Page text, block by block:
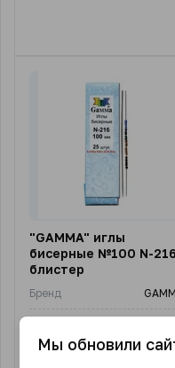
"GAMMA" иглы
бисерные №100 N-216
блистер
Бренд
Цена за: 1
Мы обновили